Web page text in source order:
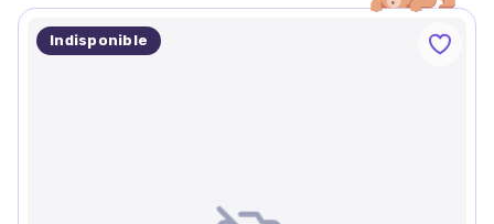
Indisponible